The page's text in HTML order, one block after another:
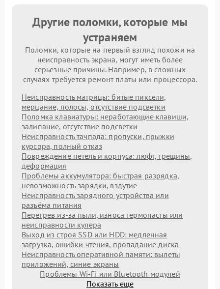
Другие поломки, которые мы
устраняем
Поломки, которые на первый взгляд похожи на
неисправность экрана, могут иметь более
серьезные причины. Например, в сложных
случаях требуется ремонт платы или процессора.
Неисправность матрицы: битые пиксели,
мерцание, полосы, отсутствие подсветки
Поломка клавиатуры: неработающие клавиши,
залипание, отсутствие подсветки
Неисправность тачпада: пропуски, прыжки
курсора, полный отказ
Повреждение петель и корпуса: люфт, трещины,
деформация
Проблемы аккумулятора: быстрая разрядка,
невозможность зарядки, вздутие
Неисправность зарядного устройства или
разъёма питания
Перегрев из‑за пыли, износа термопасты или
неисправности кулера
Выход из строя SSD или HDD: медленная
загрузка, ошибки чтения, пропадание диска
Неисправность оперативной памяти: вылеты
приложений, синие экраны
Проблемы Wi‑Fi или Bluetooth модулей
Показать еще